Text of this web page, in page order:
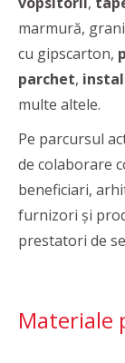
marmură,
cu gipscarton,
parchet,
multe altele.
Pe parcursul
de colaborare
beneficiari,
furnizori și
prestatori de
Materiale